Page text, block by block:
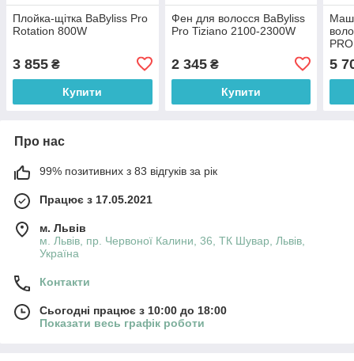
Плойка-щітка BaByliss Pro
Rotation 800W
3 855 ₴
Купити
Фен для волосся BaByliss
Pro Tiziano 2100-2300W
2 345₴
Купити
5
Про нас
99% позитивних з 83 відгуків за рік
Працює з 17.05.2021
м. Львів
м. Львів, пр. Червоної Калини, 36, ТК Шувар, Львів,
Україна
Контакти
Сьогодні працює з 10:00 до 18:00
Показати весь графік роботи